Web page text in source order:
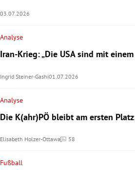
03.07.2026
Analyse
Iran-Krieg: „Die USA sind mit
Ingrid Steiner-Gashi01.07.2026
Analyse
Die K(ahr)PÖ bleibt am ersten
Elisabeth Holzer-Ottawa 58
Kommentare
Fußball